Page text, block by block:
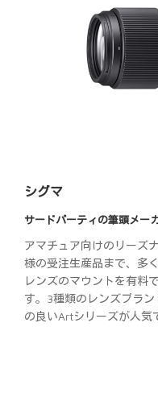
シグマ
サードパーティの筆頭メー
アマチュア向けのリーズ
様の受注生産品まで、多
レンズのマウントを有料
す。3種類のレンズブラ
の良いArtシリーズが人気